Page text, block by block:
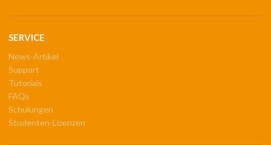
SERVICE
News-Artikel
Support
Tutorials
FAQs
Schulungen
Studenten-Lizenzen